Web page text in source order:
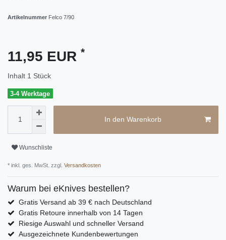
Artikelnummer Felco 7/90
11,95 EUR *
Inhalt 1 Stück
3-4 Werktage
In den Warenkorb
Wunschliste
* inkl. ges. MwSt. zzgl. Versandkosten
Warum bei eKnives bestellen?
Gratis Versand ab 39 € nach Deutschland
Gratis Retoure innerhalb von 14 Tagen
Riesige Auswahl und schneller Versand
Ausgezeichnete Kundenbewertungen